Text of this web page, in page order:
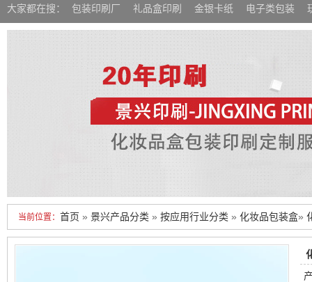
大家都在搜： 包装印刷厂 礼品盒印刷 金银卡纸 电子类包装
当前位置： 首页 » 景兴产品分类 » 按应用行业分类 » 化妆品包装盒»